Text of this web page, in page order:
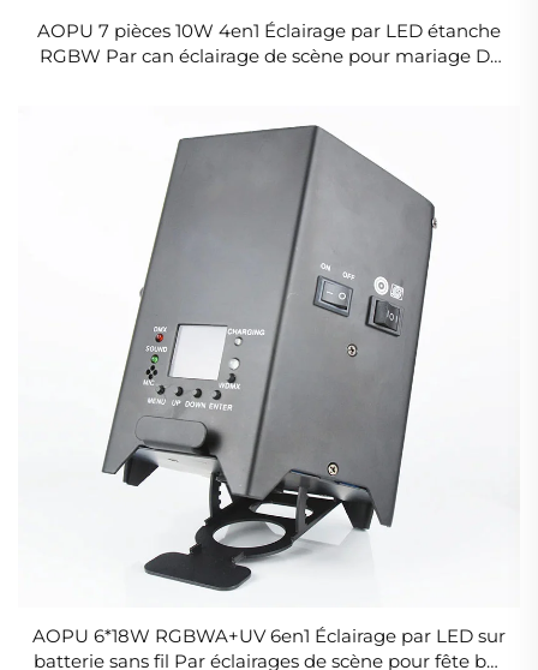
AOPU 7 pièces 10W 4en1 Éclairage par LED étanche
RGBW Par can éclairage de scène pour mariage DJ
AOPU 6*18W RGBWA+UV 6en1 Éclairage par LED sur
batterie sans fil Par éclairages de scène pour fête bar